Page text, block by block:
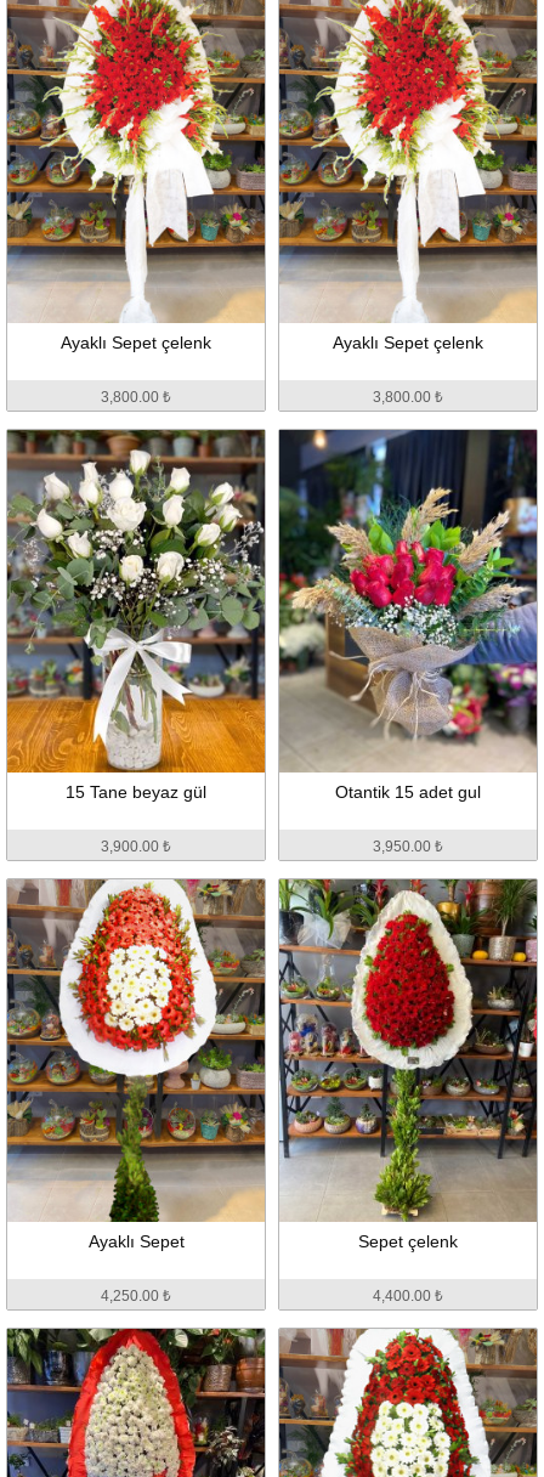
Ayaklı Sepet çelenk
3,800.00 ₺
Ayaklı Sepet çelenk
3,800.00 ₺
15 Tane beyaz gül
3,900.00 ₺
Otantik 15 adet gul
3,950.00 ₺
Ayaklı Sepet
4,250.00 ₺
Sepet çelenk
4,400.00 ₺